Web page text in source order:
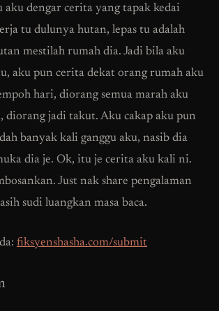
aku dengar cerita yang tapak kedai
tu dulunya hutan, lepas tu adalah
mestilah rumah dia. Jadi bila aku
aku pun cerita dekat orang rumah aku
hari, diorang semua marah aku
diorang jadi takut. Aku cakap aku pun
banyak kali ganggu aku, nasib dia
dia je. Ok, itu je cerita aku kali ni.
Just nak share pengalaman
sudi luangkan masa baca.
fiksyenshasha.com/submit